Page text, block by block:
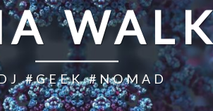
#GEEK #NOMAD